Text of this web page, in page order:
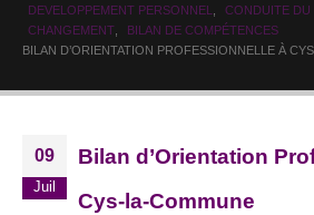
DEVELOPPEMENT PERSONNEL
CONDUITE DU
CHANGEMENT
BILAN DE COMPÉTENCES
BILAN D’ORIENTATION PROFESSIONNELLE À
09
Juil
Bilan d’Orientation
Cys-la-Commune